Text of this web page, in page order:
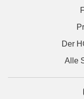
Der
Alle